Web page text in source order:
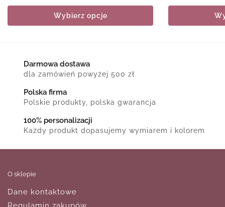
Wybierz opcje
Darmowa dostawa
dla zamówień powyżej 500 zł
Polska firma
Polskie produkty, polska gwarancja
100% personalizacji
Każdy produkt dopasujemy wymiarem i kolorem
O sklepie
Dane kontaktowe